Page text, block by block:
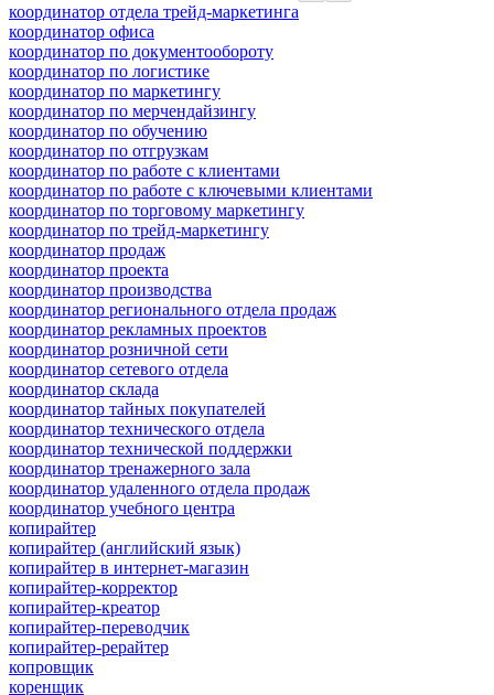
координатор отдела трейд-маркетинга
координатор офиса
координатор по документообороту
координатор по логистике
координатор по маркетингу
координатор по мерчендайзингу
координатор по обучению
координатор по отгрузкам
координатор по работе с клиентами
координатор по работе с ключевыми клиентами
координатор по торговому маркетингу
координатор по трейд-маркетингу
координатор продаж
координатор проекта
координатор производства
координатор регионального отдела продаж
координатор рекламных проектов
координатор розничной сети
координатор сетевого отдела
координатор склада
координатор тайных покупателей
координатор технического отдела
координатор технической поддержки
координатор тренажерного зала
координатор удаленного отдела продаж
координатор учебного центра
копирайтер
копирайтер (английский язык)
копирайтер в интернет-магазин
копирайтер-корректор
копирайтер-креатор
копирайтер-переводчик
копирайтер-рерайтер
копровщик
коренщик